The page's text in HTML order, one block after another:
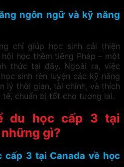
ngôn ngữ và kỹ năng
chỉ giúp học sinh cải thiện
học thêm tiếng Pháp – một
thức tại đây. Ngoài ra, việc
sinh rèn luyện các kỹ năng
lý thời gian, tài chính, và thích
chuẩn bị tốt cho tương lai.
du học cấp 3 tại
gì?
cấp 3 tại Canada về học